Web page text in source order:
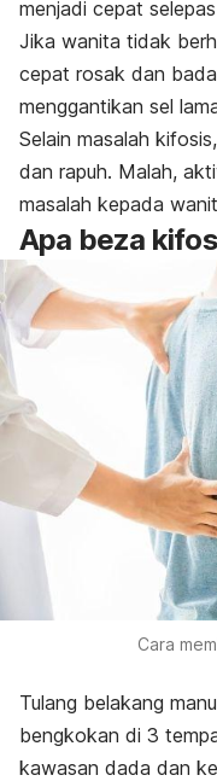
menjadi cepat
Jika wanita tidak
cepat rosak dan
menggantikan sel
Selain masalah
dan rapuh. Malah,
masalah kepada
Apa beza
Cara
Tulang belakang
bengkokan di 3
kawasan dada dan